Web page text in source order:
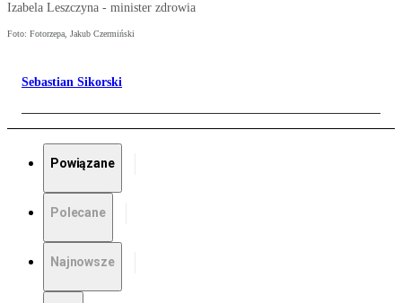
Izabela Leszczyna - minister zdrowia
Foto: Fotorzepa, Jakub Czermiński
Sebastian Sikorski
Powiązane
Polecane
Najnowsze